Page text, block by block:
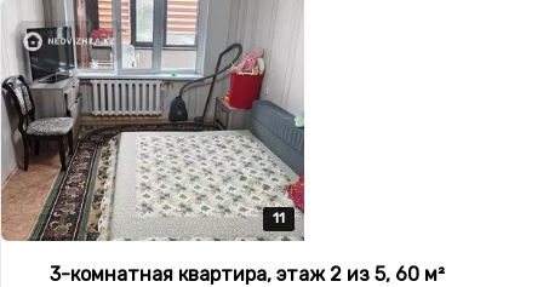
11
11
11
11
11
3-комнатная квартира, этаж 2 из 5, 60 м²